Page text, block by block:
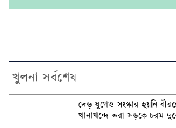
খুলনা সর্বশেষ
দেড় যুগেও সংস্কার হয়নি
খানাখন্দে ভরা সড়কে চরম